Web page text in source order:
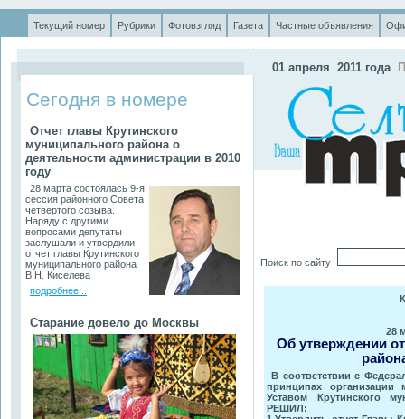
Текущий номер Рубрики Фотовзгляд Газета Частные объявления
Сегодня в номере
Отчет главы Крутинского
муниципального района о
деятельности администрации в 2010
году
28 марта состоялась 9-я
сессия районного Совета
четвертого созыва.
Наряду с другими
вопросами депутаты
заслушали и утвердили
отчет главы Крутинского
муниципального района
В.Н. Киселева
подробнее...
Старание довело до Москвы
01 апреля 2011 года
Поиск по сайту
28
Об утверждении
В соответствии с
принципах организации
Уставом Крутинского
РЕШИЛ: